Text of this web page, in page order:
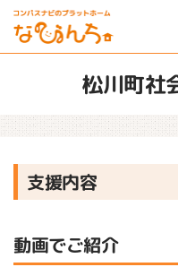
松川町社
支援内容
動画でご紹介